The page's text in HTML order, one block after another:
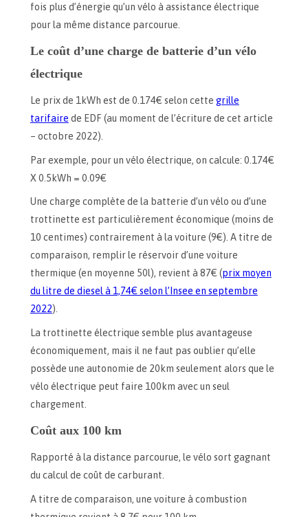
fois plus d’énergie qu’un vélo à assistance électrique
pour la même distance parcourue.
Le coût d’une charge de batterie d’un vélo
électrique
Le prix de 1kWh est de 0.174€ selon cette grille
tarifaire de EDF (au moment de l’écriture de cet article
– octobre 2022).
Par exemple, pour un vélo électrique, on calcule: 0.174€
X 0.5kWh = 0.09€
Une charge complète de la batterie d’un vélo ou d’une
trottinette est particulièrement économique (moins de
10 centimes) contrairement à la voiture (9€). A titre de
comparaison, remplir le réservoir d’une voiture
thermique (en moyenne 50l), revient à 87€ (prix moyen
du litre de diesel à 1,74€ selon l’Insee en septembre
2022).
La trottinette électrique semble plus avantageuse
économiquement, mais il ne faut pas oublier qu’elle
possède une autonomie de 20km seulement alors que le
vélo électrique peut faire 100km avec un seul
chargement.
Coût aux 100 km
Rapporté à la distance parcourue, le vélo sort gagnant
du calcul de coût de carburant.
A titre de comparaison, une voiture à combustion